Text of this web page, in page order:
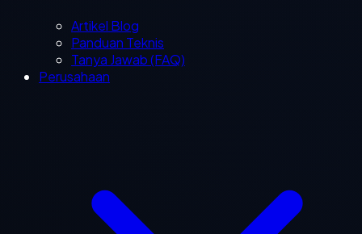
Artikel Blog
Panduan Teknis
Tanya Jawab (FAQ)
Perusahaan